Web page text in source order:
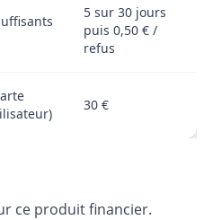
5 sur 30 jours
puis 0,50 € /
refus
30 €
ce produit financier.